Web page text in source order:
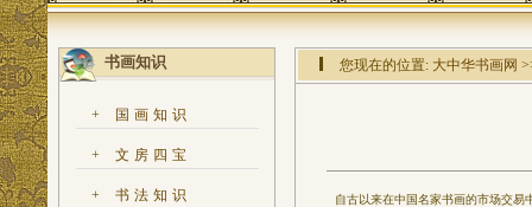
书画知识
+ 国画知识
+ 文房四宝
+ 书法知识
您现在的位置: 大中华书画网
自古以来在中国名家书画的市场交易